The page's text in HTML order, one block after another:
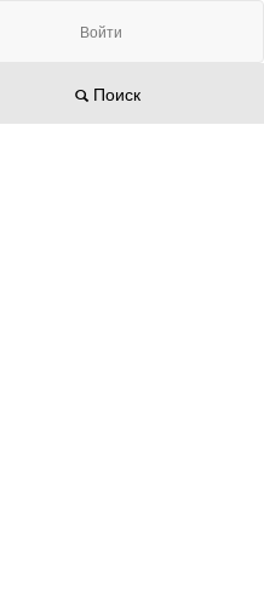
Войти
Поиск